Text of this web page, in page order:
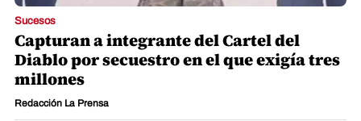
Sucesos
Capturan a integrante del Cartel del
Diablo por secuestro en el que exigía tres
millones
Redacción La Prensa